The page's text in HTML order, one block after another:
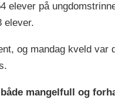
elever på
elever.
og mandag kveld var
mangelfull og